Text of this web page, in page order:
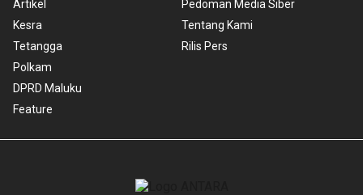
Artikel
Kesra
Tetangga
Polkam
DPRD Maluku
Feature
Pedoman Media Siber
Tentang Kami
Rilis Pers